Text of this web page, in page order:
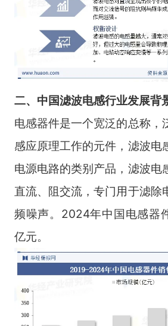
二、中国滤波电感行业发展背
电感器件是一个宽泛的总称，
感应原理工作的元件，滤波电
电源电路的类别产品，滤波电
直流、阻交流，专门用于滤除
频噪声。2024年中国电感器
亿元。